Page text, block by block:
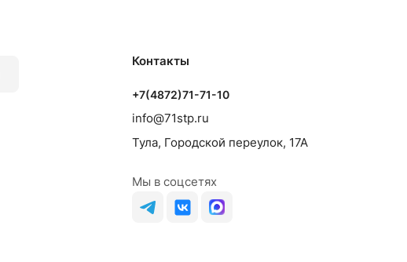
Контакты
+7(4872)71-71-10
info@71stp.ru
Тула, Городской переулок, 17А
Мы в соцсетях